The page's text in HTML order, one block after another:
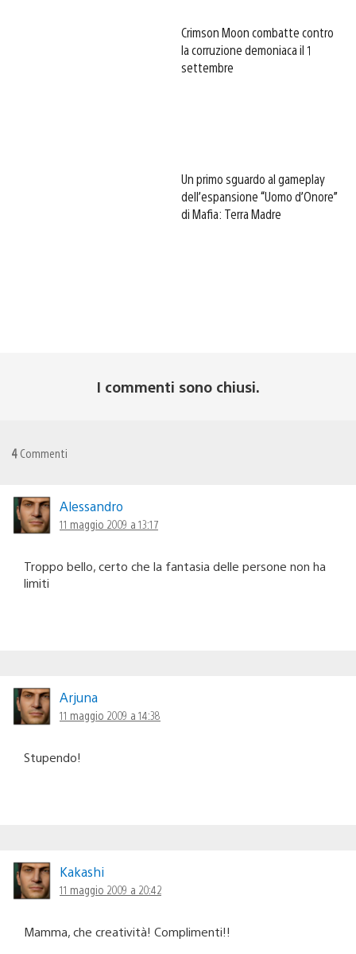
Crimson Moon combatte contro
la corruzione demoniaca il 1
settembre
Un primo sguardo al gameplay
dell’espansione “Uomo d’Onore”
di Mafia: Terra Madre
I commenti sono chiusi.
4 Commenti
Alessandro
11 maggio 2009 a 13:17
Troppo bello, certo che la fantasia delle persone non ha
limiti
Arjuna
11 maggio 2009 a 14:38
Stupendo!
Kakashi
11 maggio 2009 a 20:42
Mamma, che creatività! Complimenti!!